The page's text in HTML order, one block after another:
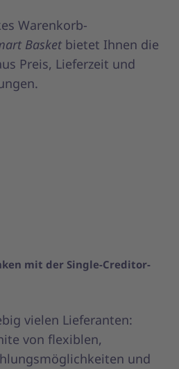
Warenkorb-
Basket bietet Ihnen die
Preis, Lieferzeit und
mit der Single-Creditor-
vielen Lieferanten:
von flexiblen,
und